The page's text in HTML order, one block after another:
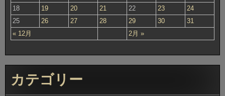
« 12月 2月 »
18
19 20 21 22 23
24
25
26 27 28 29 30 31
カテゴリー